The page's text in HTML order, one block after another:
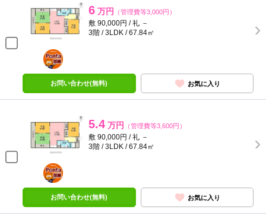
6 万円 （管理費等3,000円）
敷 90,000円 / 礼 －
3階 / 3LDK / 67.84㎡
ポンタ
部屋
お問い合わせ(無料) お気に入り
5.4 万円 （管理費等3,600円）
敷 90,000円 / 礼 －
3階 / 3LDK / 67.84㎡
ポンタ
部屋
お問い合わせ(無料) お気に入り